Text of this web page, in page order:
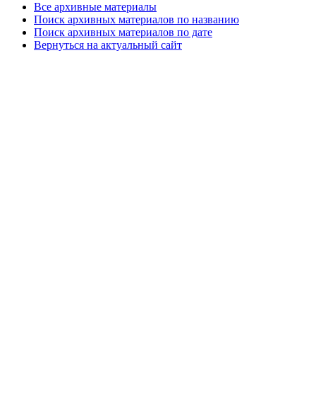
Все архивные материалы
Поиск архивных материалов по названию
Поиск архивных материалов по дате
Вернуться на актуальный сайт